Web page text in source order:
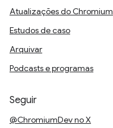
Atualizações do Chromium
Estudos de caso
Arquivar
Podcasts e programas
Seguir
@ChromiumDev no X